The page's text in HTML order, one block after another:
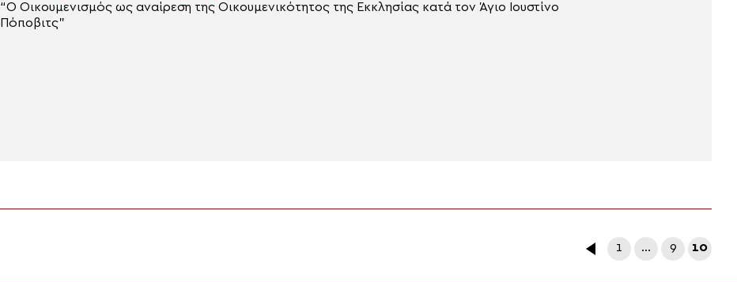
“Ο Οικουμενισμός ως αναίρεση της Οικουμενικότητος της Εκκλησίας κατά τον Άγιο Ιουστίνο
Πόποβιτς”
1 … 9 10